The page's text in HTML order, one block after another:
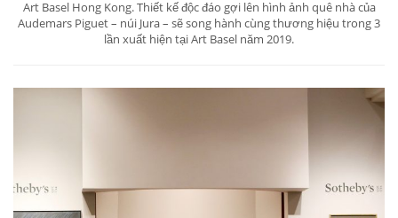
Art Basel Hong Kong. Thiết kế độc đáo gợi lên hình ảnh quê nhà của
Audemars Piguet – núi Jura – sẽ song hành cùng thương hiệu trong 3
lần xuất hiện tại Art Basel năm 2019.